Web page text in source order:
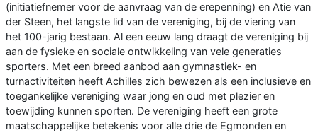
(initiatiefnemer voor de aanvraag van de erepenning) en Atie van
der Steen, het langste lid van de vereniging, bij de viering van
het 100-jarig bestaan. Al een eeuw lang draagt de vereniging bij
aan de fysieke en sociale ontwikkeling van vele generaties
sporters. Met een breed aanbod aan gymnastiek- en
turnactiviteiten heeft Achilles zich bewezen als een inclusieve en
toegankelijke vereniging waar jong en oud met plezier en
toewijding kunnen sporten. De vereniging heeft een grote
maatschappelijke betekenis voor alle drie de Egmonden en